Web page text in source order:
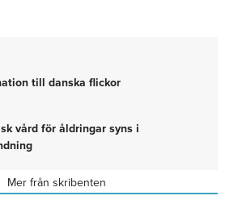
till danska flickor
vård för åldringar syns i
Mer från skribenten